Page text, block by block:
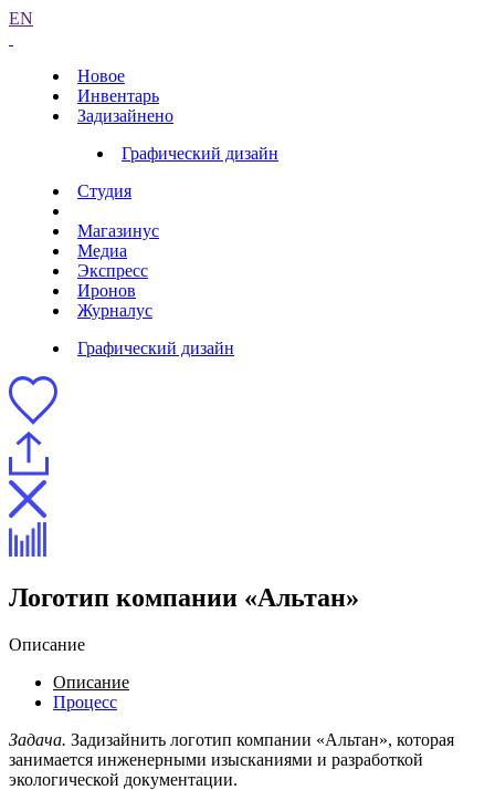
EN
Новое
Инвентарь
Задизайнено
Графический дизайн
Студия
Магазинус
Медиа
Экспресс
Иронов
Журналус
Графический дизайн
Логотип компании «Альтан»
Описание
Описание
Процесс
Задача. Задизайнить логотип компании «Альтан», которая
занимается инженерными изысканиями и разработкой
экологической документации.